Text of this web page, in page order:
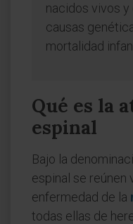
nacidos vivos
causas
mortalidad
Qué es la
espinal
Bajo la
espinal se reúnen
enfermedad de la
todas ellas de